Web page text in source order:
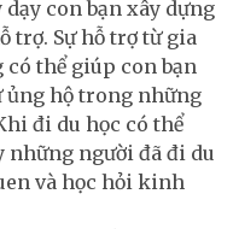
dạy con bạn xây dựng
trợ. Sự hỗ trợ từ gia
có thể giúp con bạn
ủng hộ trong những
đi du học có thể
những người đã đi du
và học hỏi kinh